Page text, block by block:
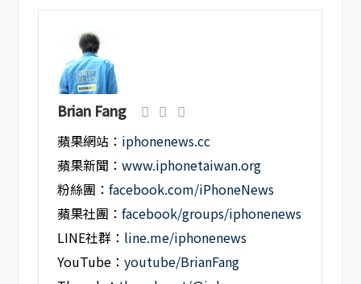
Brian Fang
蘋果網站： iphonenews.cc
蘋果新聞：www.iphonetaiwan.org
粉絲團：facebook.com/iPhoneNews
蘋果社團：facebook/groups/iphonenews
LINE社群： line.me/iphonenews
YouTube：youtube/BrianFang